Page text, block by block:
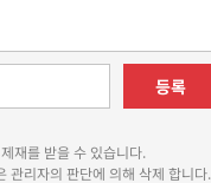
등록
재를 받을 수 있습니다.
관리자의 판단에 의해 삭제 합니다.